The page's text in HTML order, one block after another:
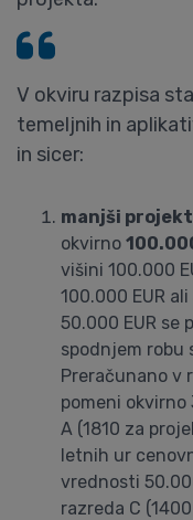
V okviru razpisa
temeljnih in
in sicer:
manjši
okvirno
višini 100.000
100.000 EUR
50.000 EUR se
spodnjem robu
Preračunano v
pomeni
A (1810 za
letnih ur
vrednosti
razreda C